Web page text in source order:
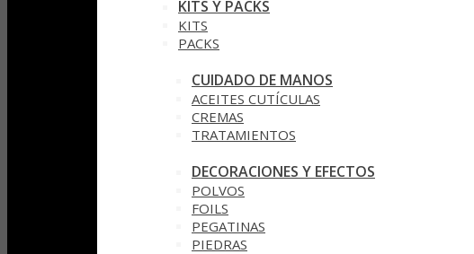
KITS Y PACKS
KITS
PACKS
CUIDADO DE MANOS
ACEITES CUTÍCULAS
CREMAS
TRATAMIENTOS
DECORACIONES Y EFECTOS
POLVOS
FOILS
PEGATINAS
PIEDRAS